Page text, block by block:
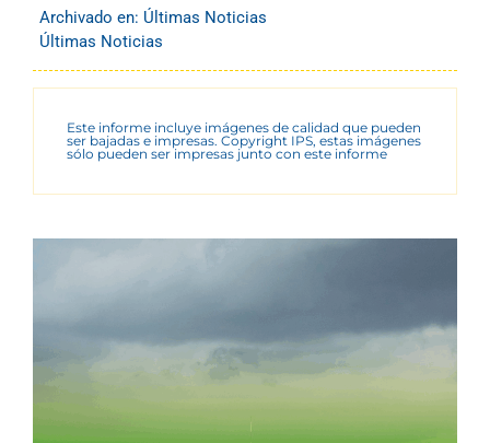
Archivado en: Últimas Noticias
Últimas Noticias
Este informe incluye imágenes de calidad que pueden
ser bajadas e impresas. Copyright IPS, estas imágenes
sólo pueden ser impresas junto con este informe